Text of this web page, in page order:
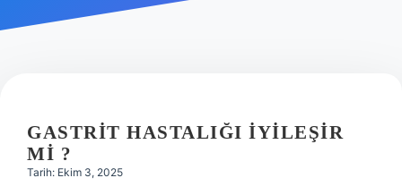
Hakkımızda
GASTRIT HASTALIĞI IYILEŞIR
MI ?
Tarih: Ekim 3, 2025